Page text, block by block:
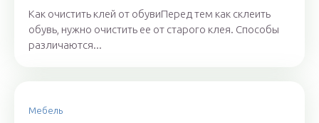
Как очистить клей от обувиПеред тем как склеить
обувь, нужно очистить ее от старого клея. Способы
различаются...
Мебель